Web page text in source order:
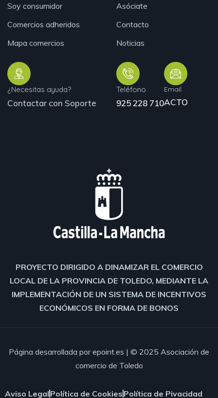
Soy consumidor
Comercios adheridos
Mapa comercios
¿Necesitas ayuda?
Contactar con Soporte
Asóciate
Contacto
Noticias
Teléfono
925 228 710
Email
ACTO
PROYECTO DIRIGIDO A DINAMIZAR EL COMERCIO
LOCAL DE LA PROVINCIA DE TOLEDO, MEDIANTE LA
IMPLEMENTACIÓN DE UN SISTEMA DE INCENTIVOS
ECONÓMICOS EN FORMA DE BONOS
Página desarrollada porepoint.es | © 2025 Asociación de
comercio de Toledo
Aviso Legal Política de Cookies Política de Pivacidad